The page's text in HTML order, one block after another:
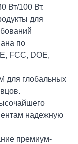
Вт/100 Вт.
для
по
FCC, DOE,
для глобальных
надежную
премиум-